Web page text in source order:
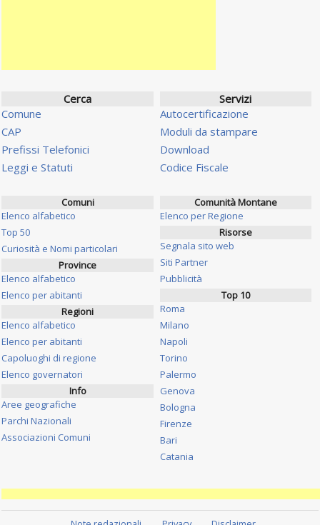
Cerca
Comune
CAP
Prefissi Telefonici
Leggi e Statuti
Servizi
Autocertificazione
Moduli da stampare
Download
Codice Fiscale
Comuni
Elenco alfabetico
Top 50
Curiosità e Nomi particolari
Province
Elenco alfabetico
Elenco per abitanti
Regioni
Elenco alfabetico
Elenco per abitanti
Capoluoghi di regione
Elenco governatori
Info
Aree geografiche
Parchi Nazionali
Associazioni Comuni
Comunità Montane
Elenco per Regione
Risorse
Segnala sito web
Siti Partner
Pubblicità
Top 10
Roma
Milano
Napoli
Torino
Palermo
Genova
Bologna
Firenze
Bari
Catania